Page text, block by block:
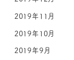
2019年11月
2019年10月
2019年9月